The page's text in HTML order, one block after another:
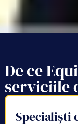
De ce
serviciile
Specialiști